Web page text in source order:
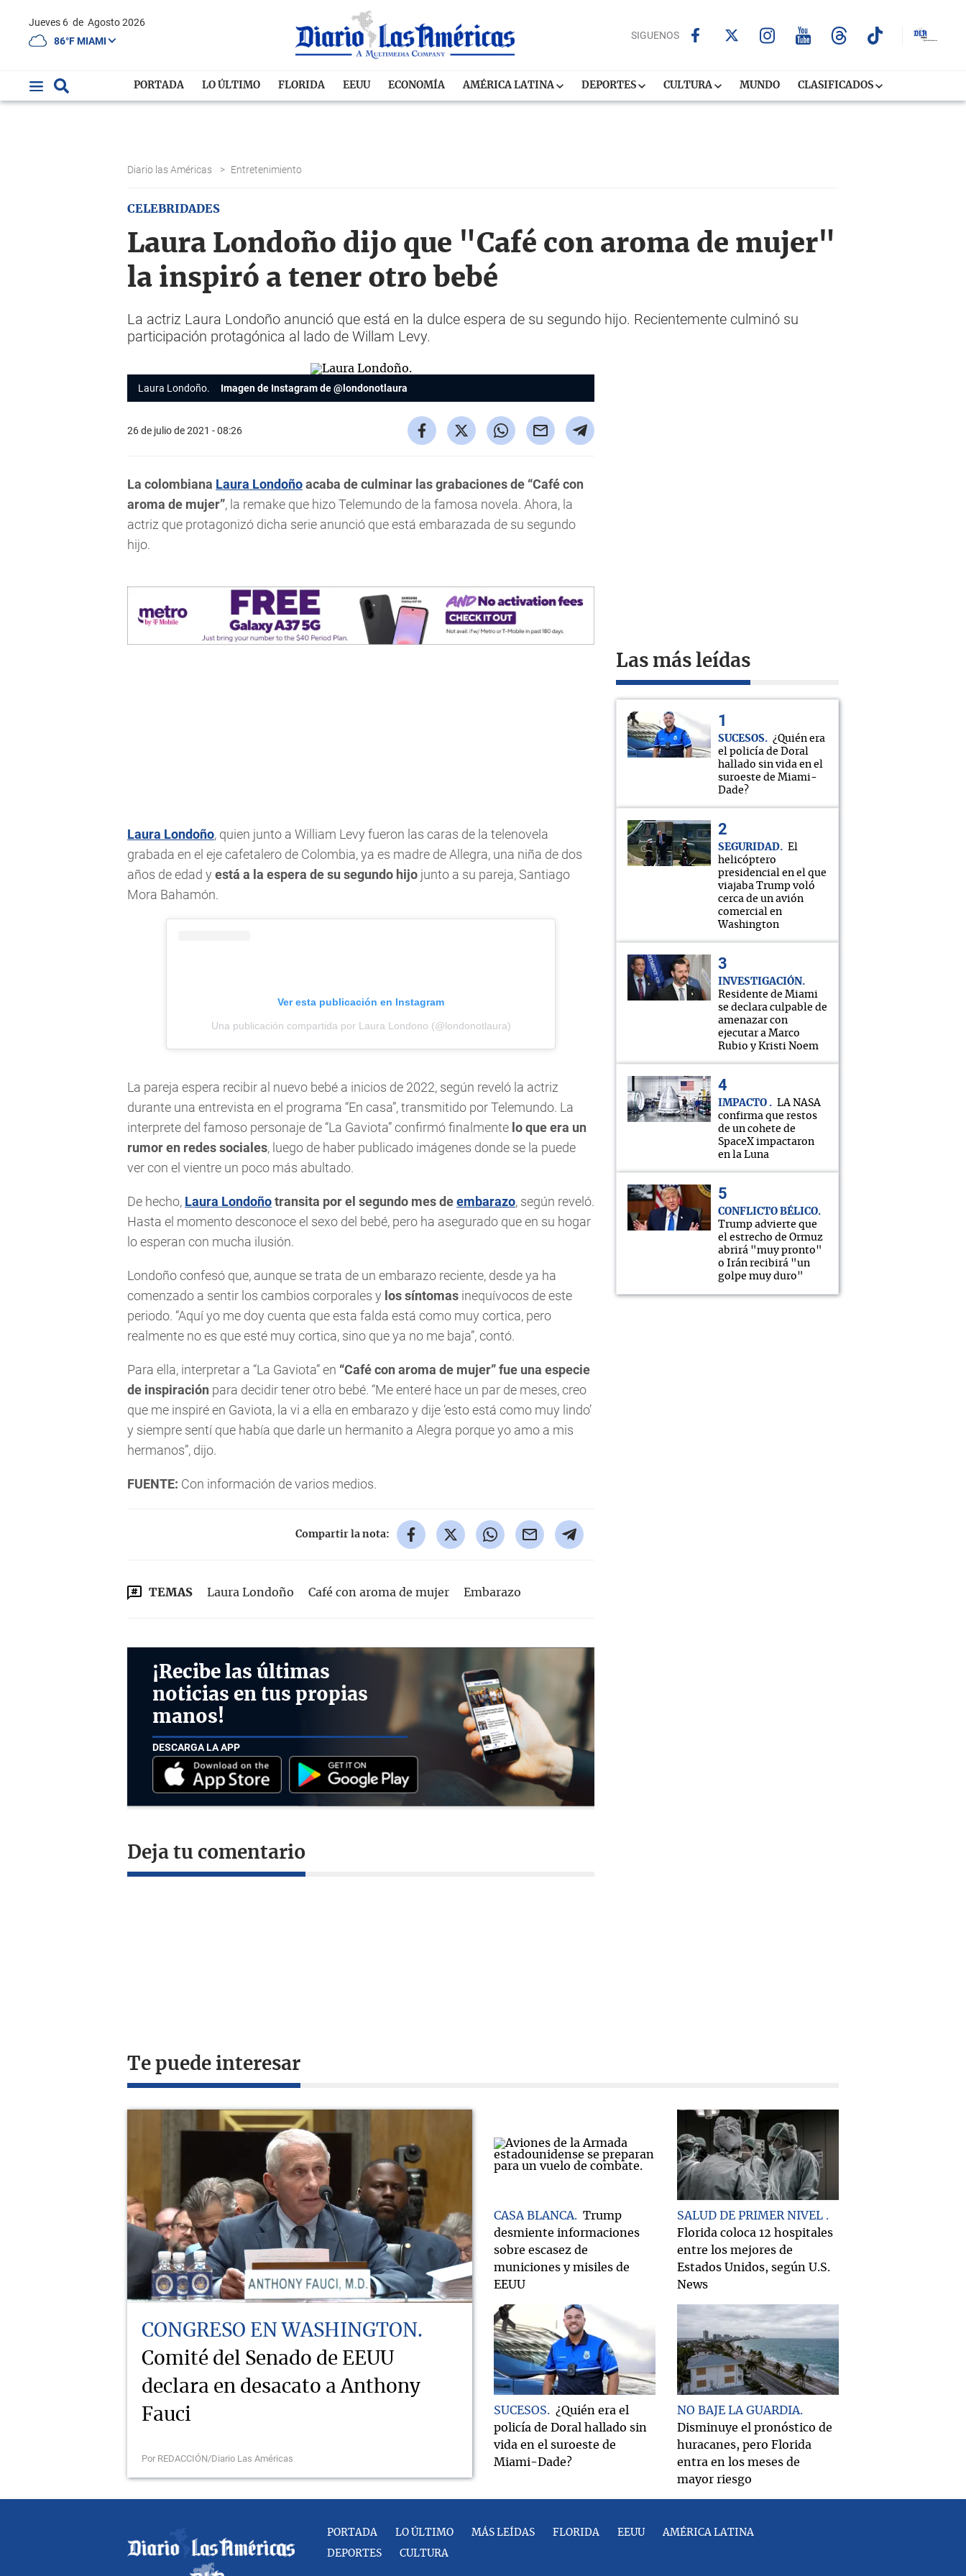
Jueves 6 de Agosto 2026
86°F MIAMI
SIGUENOS
PORTADA LO ÚLTIMO FLORIDA EEUU ECONOMÍA AMÉRICA LATINA DEPORTES CULTURA MUNDO CLASIFICADOS
Diario las Américas > Entretenimiento
CELEBRIDADES
Laura Londoño dijo que "Café con aroma de mujer"
la inspiró a tener otro bebé
La actriz Laura Londoño anunció que está en la dulce espera de su segundo hijo. Recientemente culminó su
participación protagónica al lado de Willam Levy.
Laura Londoño. Imagen de Instagram de @londonotlaura
26 de julio de 2021 - 08:26
La colombiana Laura Londoñoacaba de culminar las grabaciones de “Café con
aroma de mujer”, la remake que hizo Telemundo de la famosa novela. Ahora, la
actriz que protagonizó dicha serie anunció que está embarazada de su segundo
hijo.
Laura Londoño, quien junto a William Levy fueron las caras de la telenovela
grabada en el eje cafetalero de Colombia, ya es madre de Allegra, una niña de dos
años de edad y está a la espera de su segundo hijo junto a su pareja, Santiago
Mora Bahamón.
Ver esta publicación en Instagram
Una publicación compartida por Laura Londono (@londonotlaura)
La pareja espera recibir al nuevo bebé a inicios de 2022, según reveló la actriz
durante una entrevista en el programa “En casa”, transmitido por Telemundo. La
interprete del famoso personaje de “La Gaviota” confirmó finalmente lo que era un
rumor en redes sociales, luego de haber publicado imágenes donde se la puede
ver con el vientre un poco más abultado.
De hecho, Laura Londoñotransita por el segundo mes deembarazo, según reveló.
Hasta el momento desconoce el sexo del bebé, pero ha asegurado que en su hogar
lo esperan con mucha ilusión.
Londoño confesó que, aunque se trata de un embarazo reciente, desde ya ha
comenzado a sentir los cambios corporales y los síntomas inequívocos de este
periodo. “Aquí yo me doy cuenta que esta falda está como muy cortica, pero
realmente no es que esté muy cortica, sino que ya no me baja”, contó.
Para ella, interpretar a “La Gaviota” en “Café con aroma de mujer” fue una especie
de inspiración para decidir tener otro bebé. “Me enteré hace un par de meses, creo
que me inspiré en Gaviota, la vi a ella en embarazo y dije ‘esto está como muy lindo’
y siempre sentí que había que darle un hermanito a Alegra porque yo amo a mis
hermanos”, dijo.
FUENTE: Con información de varios medios.
Compartir la nota:
TEMAS Laura Londoño Café con aroma de mujer Embarazo
¡Recibe las últimas
noticias en tus propias
manos!
DESCARGA LA APP
Deja tu comentario
Las más leídas
SUCESOS
¿Quién era
el policía de Doral
hallado sin vida en el
suroeste de Miami-
Dade?
SEGURIDAD
El
helicóptero
presidencial en el que
viajaba Trump voló
cerca de un avión
comercial en
Washington
INVESTIGACIÓN
Residente de Miami
se declara culpable de
amenazar con
ejecutar a Marco
Rubio y Kristi Noem
IMPACTO
LA NASA
confirma que restos
de un cohete de
SpaceX impactaron
en la Luna
CONFLICTO BÉLICO
Trump advierte que
el estrecho de Ormuz
abrirá "muy pronto"
o Irán recibirá "un
golpe muy duro"
Te puede interesar
CONGRESO EN WASHINGTON
Comité del Senado de EEUU
declara en desacato a Anthony
Fauci
Por REDACCIÓN/Diario Las Américas
CASA BLANCA
Trump
desmiente informaciones
sobre escasez de
municiones y misiles de
EEUU
SALUD DE PRIMER NIVEL
Florida coloca 12 hospitales
entre los mejores de
Estados Unidos, según U.S.
News
SUCESOS
¿Quién era el
policía de Doral hallado sin
vida en el suroeste de
Miami-Dade?
NO BAJE LA GUARDIA
Disminuye el pronóstico de
huracanes, pero Florida
entra en los meses de
mayor riesgo
PORTADA LO ÚLTIMO MÁS LEÍDAS FLORIDA EEUU AMÉRICA LATINA
DEPORTES CULTURA